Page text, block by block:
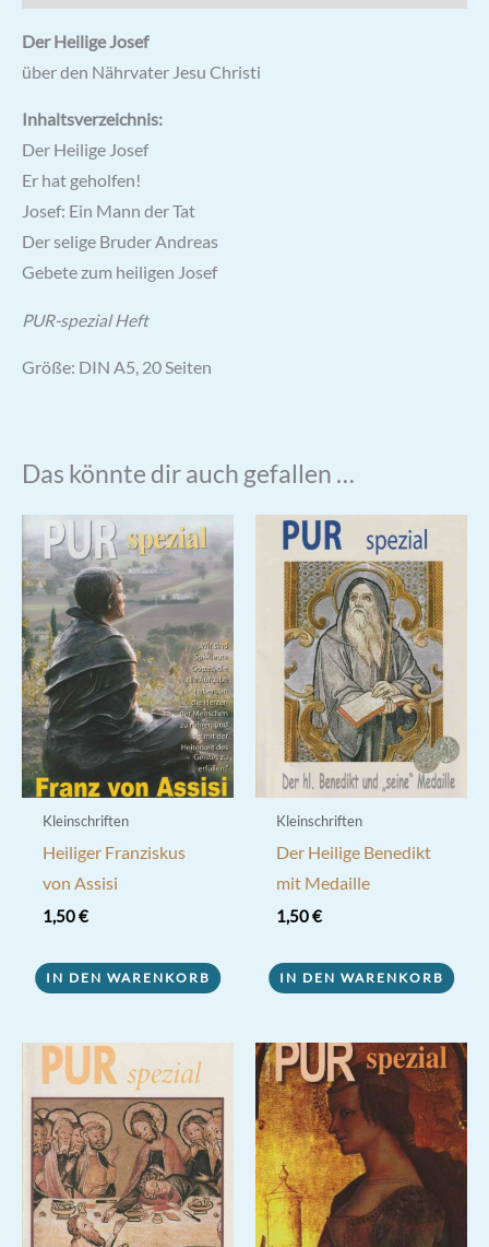
Der Heilige Josef
über den Nährvater Jesu Christi
Inhaltsverzeichnis:
Der Heilige Josef
Er hat geholfen!
Josef: Ein Mann der Tat
Der selige Bruder Andreas
Gebete zum heiligen Josef
PUR-spezial Heft
Größe: DIN A5, 20 Seiten
Das könnte dir auch gefallen …
Kleinschriften
Heiliger Franziskus
von Assisi
1,50€
IN DEN WARENKORB
Kleinschriften
Der Heilige Benedikt
mit Medaille
1,50€
IN DEN WARENKORB